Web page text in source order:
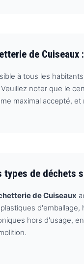
de
à tous les
Veuillez noter que le
maximal accepté,
types de déchets
de Cuiseaux
hors d'usage,